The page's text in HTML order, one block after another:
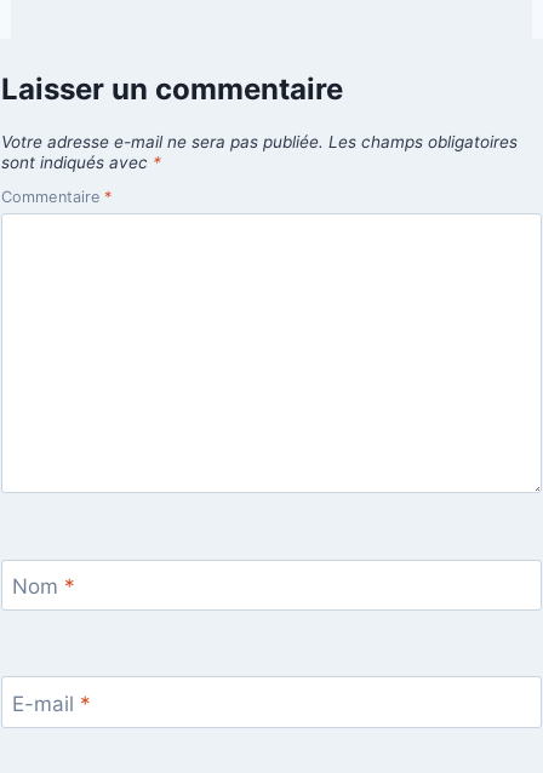
Laisser un commentaire
Votre adresse e-mail ne sera pas publiée. Les champs obligatoires
sont indiqués avec *
Commentaire *
Nom *
E-mail *